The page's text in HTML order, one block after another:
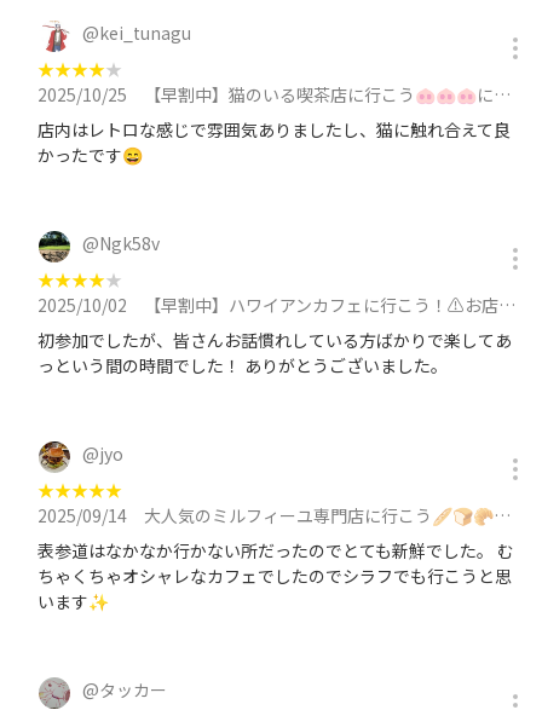
@kei_tunagu
★★★★★
2025/10/25
【早割中】猫のいる喫茶店に行こう🐽🐽🐽に参加
店内はレトロな感じで雰囲気ありましたし、猫に触れ合えて良
かったです😄
@Ngk58v
★★★★★
2025/10/02
【早割中】ハワイアンカフェに行こう！⚠️お店変更しますに参加
初参加でしたが、皆さんお話慣れしている方ばかりで楽してあ
っという間の時間でした！ ありがとうございました。
@jyo
★★★★★
2025/09/14
大人気のミルフィーユ専門店に行こう🥖🍞🥐に参加
表参道はなかなか行かない所だったのでとても新鮮でした。 む
ちゃくちゃオシャレなカフェでしたのでシラフでも行こうと思
います✨
@タッカー